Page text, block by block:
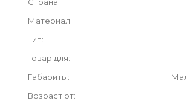
Материал
Тип
Товар для
Габариты
Возраст от